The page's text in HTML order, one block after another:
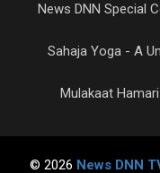
News DNN Special
Sahaja Yoga - A
Mulakaat
© 2026 News DNN